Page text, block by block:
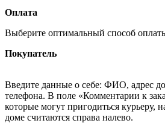
Оплата
Выберите оптимальный способ
Покупатель
Введите данные о себе: ФИО, адрес
телефона. В поле «Комментарии к
которые могут пригодиться курьеру,
доме считаются справа налево.